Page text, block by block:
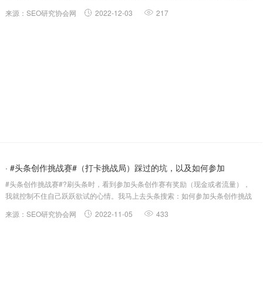
舞等土家风俗。这是一个在一座城里看尽恩施民俗风情的地方，能够恩施本土阿
来源：SEO研究协会网 2022-12-03 217
· #头条创作挑战赛#（打卡挑战局）踩过的坑，以及如何参加
#头条创作挑战赛#?刷头条时，看到参加头条创作赛有奖励（现金或者流量），
我就控制不住自己跃跃欲试的心情。我马上去头条搜索：如何参加头条创作挑战
作挑战赛#话题，连着发了两次，进入活动主页，发现我已参与投稿还是0？我就
来源：SEO研究协会网 2022-11-05 433